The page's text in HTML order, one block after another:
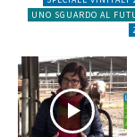
UNO SGUARDO AL